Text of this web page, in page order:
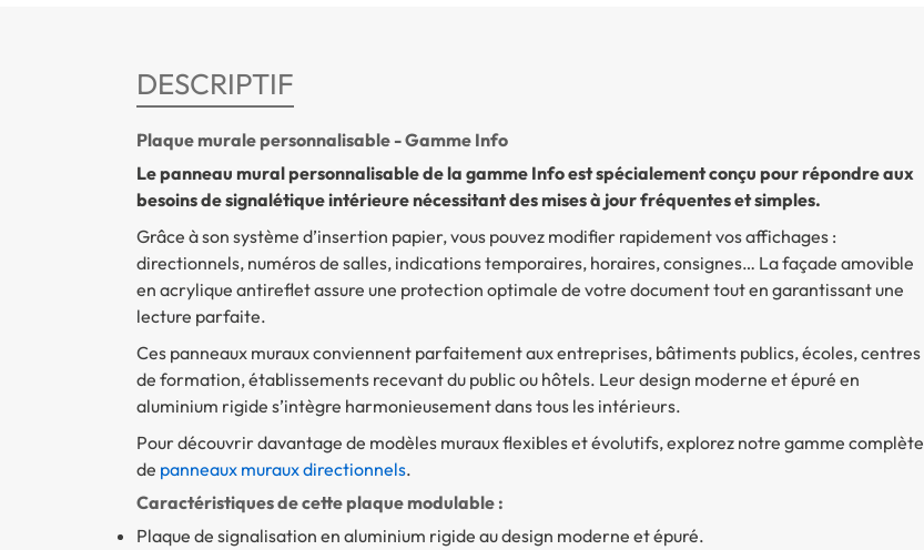
DESCRIPTIF
Plaque murale personnalisable - Gamme Info
Le panneau mural personnalisable de la gamme Info est spécialement conçu pour répondre aux
besoins de signalétique intérieure nécessitant des mises à jour fréquentes et simples.
Grâce à son système d’insertion papier, vous pouvez modifier rapidement vos affichages :
directionnels, numéros de salles, indications temporaires, horaires, consignes… La façade amovible
en acrylique antireflet assure une protection optimale de votre document tout en garantissant une
lecture parfaite.
Ces panneaux muraux conviennent parfaitement aux entreprises, bâtiments publics, écoles, centres
de formation, établissements recevant du public ou hôtels. Leur design moderne et épuré en
aluminium rigide s’intègre harmonieusement dans tous les intérieurs.
Pour découvrir davantage de modèles muraux flexibles et évolutifs, explorez notre gamme complète
de panneaux muraux directionnels.
Caractéristiques de cette plaque modulable :
Plaque de signalisation en aluminium rigide au design moderne et épuré.